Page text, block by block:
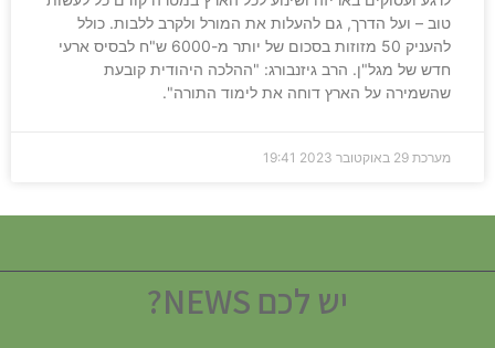
טוב – ועל הדרך, גם להעלות את המורל ולקרב ללבות. כולל
להעניק 50 מזוזות בסכום של יותר מ-6000 ש"ח לבסיס ארעי
חדש של מגל"ן. הרב גיזנבורג: "ההלכה היהודית קובעת
שהשמירה על הארץ דוחה את לימוד התורה".
מערכת 29 באוקטובר 2023 19:41
יש לכם NEWS?